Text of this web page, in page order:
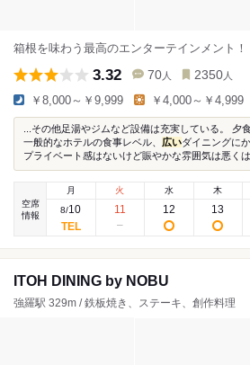
箱根を味わう最高のエンターテインメント！
3.32 70 人 2350 人
￥8,000～￥9,999 ￥4,000～￥4,999
...その他足湯やジムなど設備は充実している。 夕
一般的なホテルの食事レベル、 広いダイニングに
プライベート感はないけど賑やかな雰囲気は悪くは
空席
情報
月
8/10
火
11
水
12
木
13
ITOH DINING by NOBU
強羅駅 329m / 鉄板焼き、ステーキ、創作料理